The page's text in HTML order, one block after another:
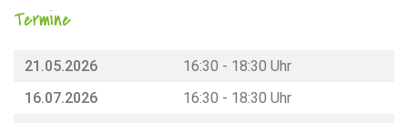
Termine
21.05.2026
16:30 - 18:30 Uhr
16.07.2026
16:30 - 18:30 Uhr